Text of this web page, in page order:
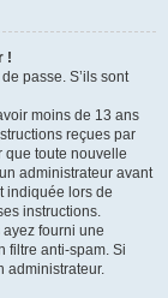
!
passe. S’ils sont
moins de 13 ans
reçues par
que toute nouvelle
administrateur avant
indiquée lors de
instructions.
fourni une
filtre anti-spam. Si
administrateur.